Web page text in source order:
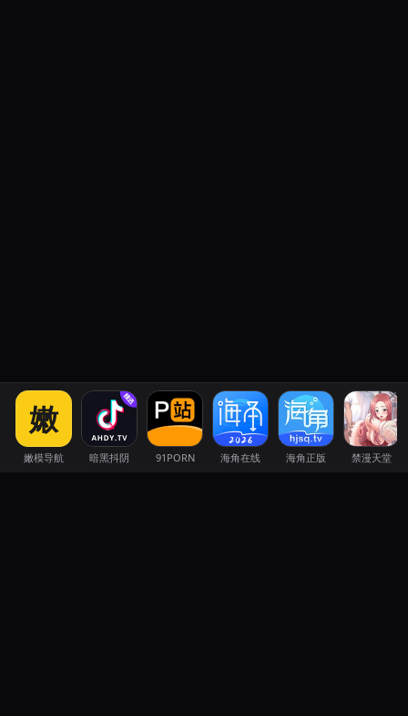
×
嫩
嫩模导航 暗黑抖阴 91PORN 海角在线 海角正版 禁漫天堂